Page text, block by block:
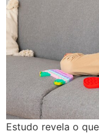
Estudo revela o